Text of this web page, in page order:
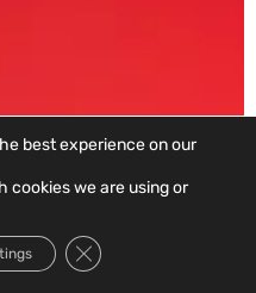
best experience on our
cookies we are using or
Close GDPR Cookie